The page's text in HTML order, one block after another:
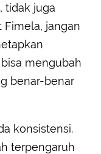
tidak juga
Fimela, jangan
mengubah
benar-benar
konsistensi.
terpengaruh